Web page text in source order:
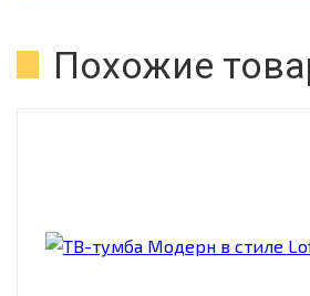
Похожие